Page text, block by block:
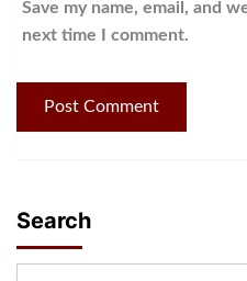
Save my name, email, and
next time I comment.
Search